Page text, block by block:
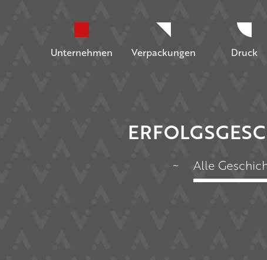
Unternehmen Verpackungen Druck
~ Alle